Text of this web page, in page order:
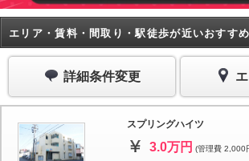
エリア・賃料・間取り・駅徒歩が近いおすす
詳細条件変更
スプリングハイツ
3.0万円 (管理費 2,000